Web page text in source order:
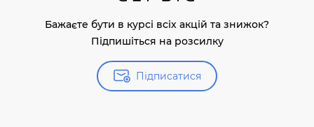
Бажаєте бути в курсі всіх акцій та знижок?
Підпишіться на розсилку
Підписатися